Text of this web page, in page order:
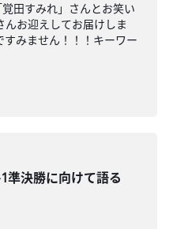
田すみれ」さんとお笑い
んお迎えしてお届けしま
みません！！！キーワー
準決勝に向けて語る